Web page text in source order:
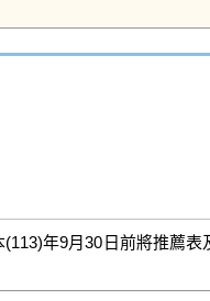
年9月30日前將推薦